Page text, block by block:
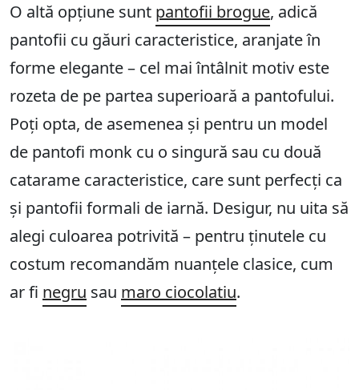
O altă opțiune sunt pantofii brogue, adică
pantofii cu găuri caracteristice, aranjate în
forme elegante – cel mai întâlnit motiv este
rozeta de pe partea superioară a pantofului.
Poți opta, de asemenea și pentru un model
de pantofi monk cu o singură sau cu două
catarame caracteristice, care sunt perfecți ca
și pantofii formali de iarnă. Desigur, nu uita să
alegi culoarea potrivită – pentru ținutele cu
costum recomandăm nuanțele clasice, cum
ar fi negru sau maro ciocolatiu.